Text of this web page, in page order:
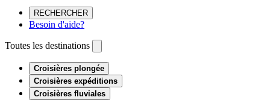
RECHERCHER
Besoin d'aide?
Toutes les destinations
Croisières plongée
Croisières expéditions
Croisières fluviales